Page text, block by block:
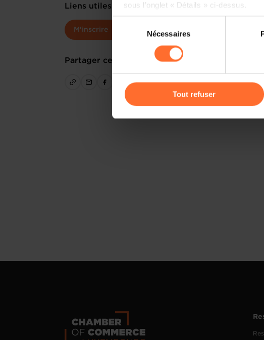
sous l’onglet « Détails » ci-dessus.
Il est précisé que la navigation sur le
sociaux, sauvegarde des préférences
cas de refus de tous les cookies ou
gauche de chaque page.
Sélection
consentement
Nécessaires
Tout refuser
Liens utiles
M'inscrire
Partager cet article